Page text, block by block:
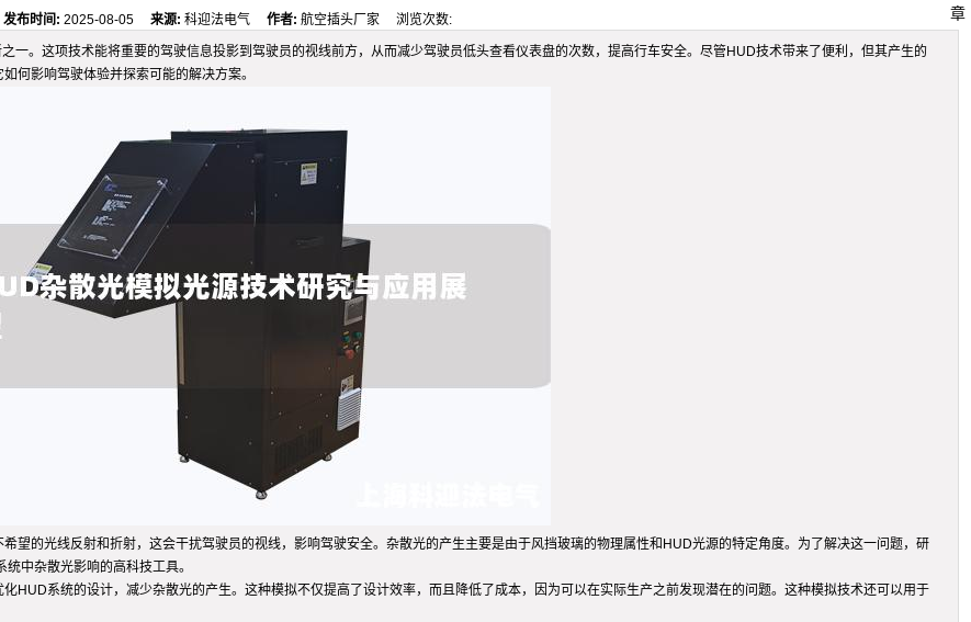
发布时间: 2025-08-05来源: 科迎法电气作者: 航空插头厂家 浏览次数:
。这项技术能将重要的驾驶信息投影到驾驶员的视线前方，从而减少驾驶员低头查看仪表盘的次数，提高行车安全。尽管HUD技术带来了便利，但其产生的
何影响驾驶体验并探索可能的解决方案。
望的光线反射和折射，这会干扰驾驶员的视线，影响驾驶安全。杂散光的产生主要是由于风挡玻璃的物理属性和HUD光源的特定角度。为了解决这一问题，研
中杂散光影响的高科技工具。
HUD系统的设计，减少杂散光的产生。这种模拟不仅提高了设计效率，而且降低了成本，因为可以在实际生产之前发现潜在的问题。这种模拟技术还可以用于
章